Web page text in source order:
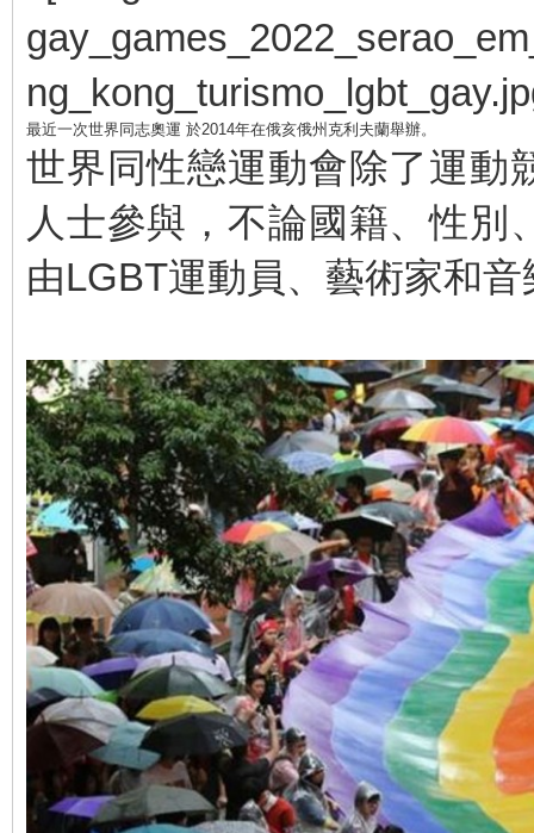
最近一次世界同志奧運 於2014年在俄亥俄州克利夫蘭舉辦。
世界同性戀運動會除了運動
人士參與，不論國籍、性別
由LGBT運動員、藝術家和